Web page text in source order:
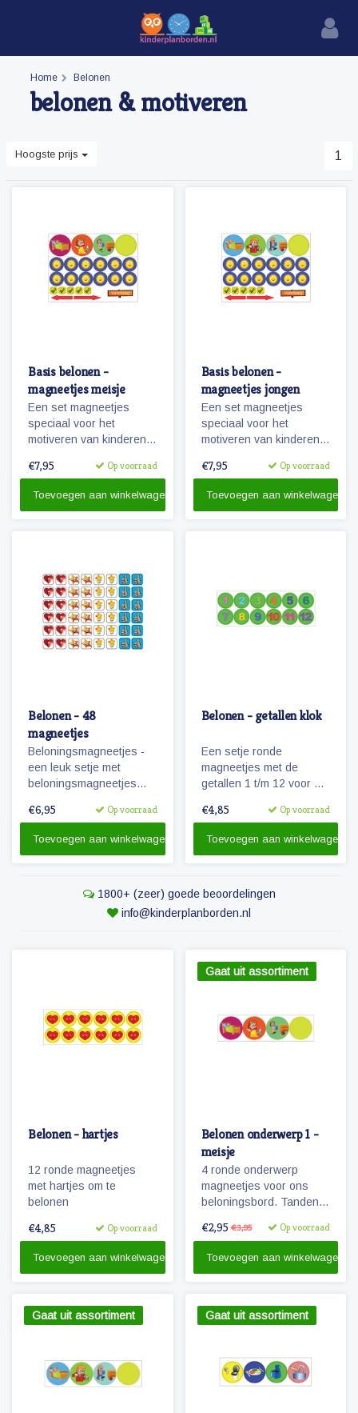
Home Belonen
belonen & motiveren
Hoogste prijs 1
Basis belonen -
magneetjes meisje
Een set magneetjes
speciaal voor het
motiveren van kinderen.
beloningsbord en te
met onze pictogrammen
€7,95 Op voorraad
Toevoegen aan winkelwagen
Basis belonen -
magneetjes jongen
Een set magneetjes
speciaal voor het
motiveren van kinderen.
beloningsbord en te
met onze pictogrammen.
€7,95 Op voorraad
Toevoegen aan winkelwagen
Belonen - 48
magneetjes
Beloningsmagneetjes -
een leuk setje met
beloningsmagneetjes
jongens als meisjes.
€6,95 Op voorraad
Toevoegen aan winkelwagen
Belonen - getallen klok
Een setje ronde
magneetjes met de
getallen 1 t/m 12 voor de
€4,85 Op voorraad
Toevoegen aan winkelwagen
1800+ (zeer) goede beoordelingen
info@kinderplanborden.nl
Belonen - hartjes
12 ronde magneetjes
met hartjes om te
belonen
€4,85 Op voorraad
Toevoegen aan winkelwagen
Gaat uit assortiment
Belonen onderwerp 1 -
meisje
4 ronde onderwerp
magneetjes voor ons
beloningsbord. Tanden
opruimen en een
onderwerp op te
€2,95 €3,95 Op voorraad
Toevoegen aan winkelwagen
Gaat uit assortiment Gaat uit assortiment